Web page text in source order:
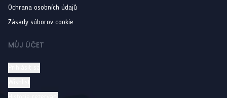
Ochrana osobních údajů
Zásady súborov cookie
MŮJ ÚČET